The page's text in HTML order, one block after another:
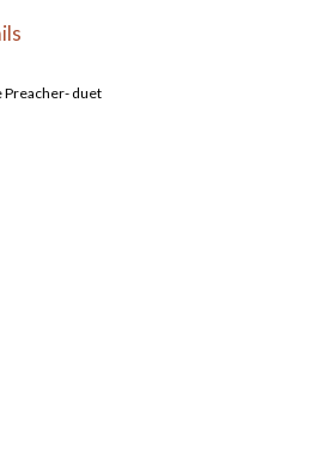
Preacher- duet